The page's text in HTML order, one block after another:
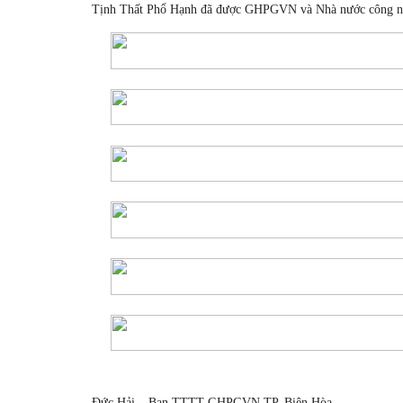
Tịnh Thất Phổ Hạnh đã được GHPGVN và Nhà nước công